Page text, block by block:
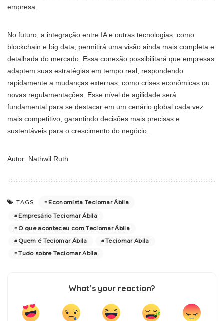
empresa.
No futuro, a integração entre IA e outras tecnologias, como
blockchain e big data, permitirá uma visão ainda mais completa e
detalhada do mercado. Essa conexão possibilitará que empresas
adaptem suas estratégias em tempo real, respondendo
rapidamente a mudanças externas, como crises econômicas ou
novas regulamentações. Esse nível de agilidade será
fundamental para se destacar em um cenário global cada vez
mais competitivo, garantindo decisões mais precisas e
sustentáveis para o crescimento do negócio.
Autor: Nathwil Ruth
TAGS:
Economista Teciomar Ábila
Empresário Teciomar Ábila
O que aconteceu com Teciomar Ábila
Quem é Teciomar Ábila
Teciomar Abila
Tudo sobre Teciomar Abila
What’s your reaction?